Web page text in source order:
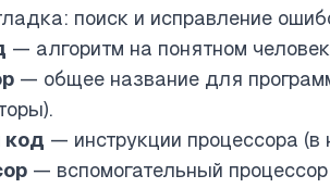
поиск и исправление
— алгоритм на понятном
— общее название для
— инструкции процессора (в
— вспомогательный